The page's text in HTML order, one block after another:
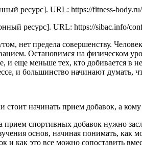
ресурс]. URL: https://fitness-
ресурс]. URL: https://sibac.info/
нет предела совершенству.
Остановимся на физическом
и еще меньше тех, кто добивается
и большинство начинают
стоит начинать прием добавок, а
прием спортивных добавок нужно
основ, начиная понимать, как
и как это все можно сопоставить